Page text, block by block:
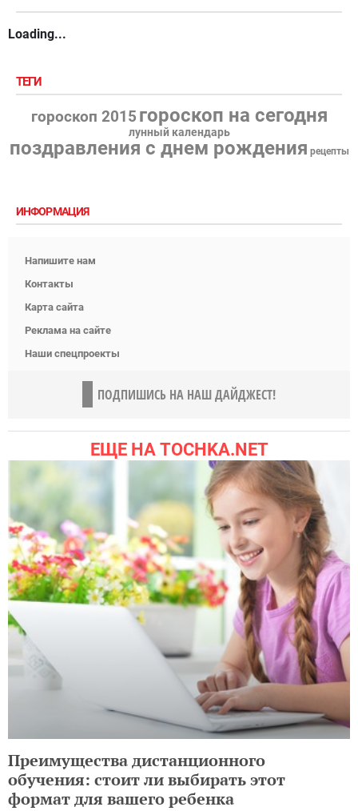
Loading...
ТЕГИ
гороскоп 2015 гороскоп на сегодня
лунный календарь
поздравления с днем рождения рецепты
ИНФОРМАЦИЯ
Напишите нам
Контакты
Карта сайта
Реклама на сайте
Наши спецпроекты
ПОДПИШИСЬ НА НАШ ДАЙДЖЕСТ!
ЕЩЕ НА TOCHKA.NET
Преимущества дистанционного
обучения: стоит ли выбирать этот
формат для вашего ребенка